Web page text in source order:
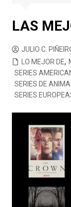
LAS
JULIO C.
LO MEJOR DE,
SERIES
SERIES DE
SERIES